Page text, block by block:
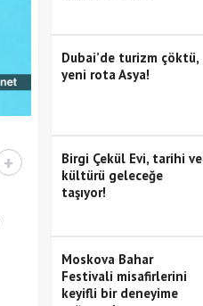
+
Dubai’de turizm çöktü,
yeni rota Asya!
Birgi Çekül Evi, tarihi ve
kültürü geleceğe
taşıyor!
Moskova Bahar
Festivali misafirlerini
keyifli bir deneyime